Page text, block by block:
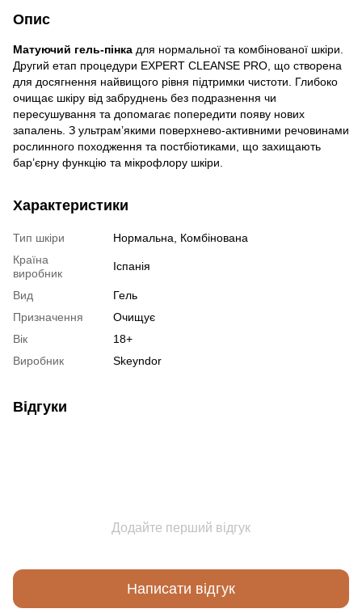
Опис
Матуючий гель-пінка для нормальної та комбінованої шкіри.
Другий етап процедури EXPERT CLEANSE PRO, що створена
для досягнення найвищого рівня підтримки чистоти. Глибоко
очищає шкіру від забруднень без подразнення чи
пересушування та допомагає попередити появу нових
запалень. З ультрам’якими поверхнево-активними речовинами
рослинного походження та постбіотиками, що захищають
бар’єрну функцію та мікрофлору шкіри.
Характеристики
Тип шкіри
Нормальна, Комбінована
Країна
виробник
Іспанія
Вид
Гель
Призначення
Очищує
Вік
18+
Виробник
Skeyndor
Відгуки
Додайте перший відгук
Написати відгук